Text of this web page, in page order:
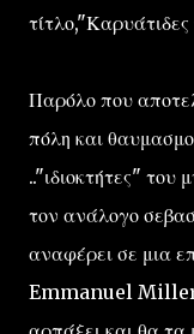
Παρόλο που
πόλη και
.."ιδιοκτήτες" του
τον ανάλογο
αναφέρει σε μια
Emmanuel Miller